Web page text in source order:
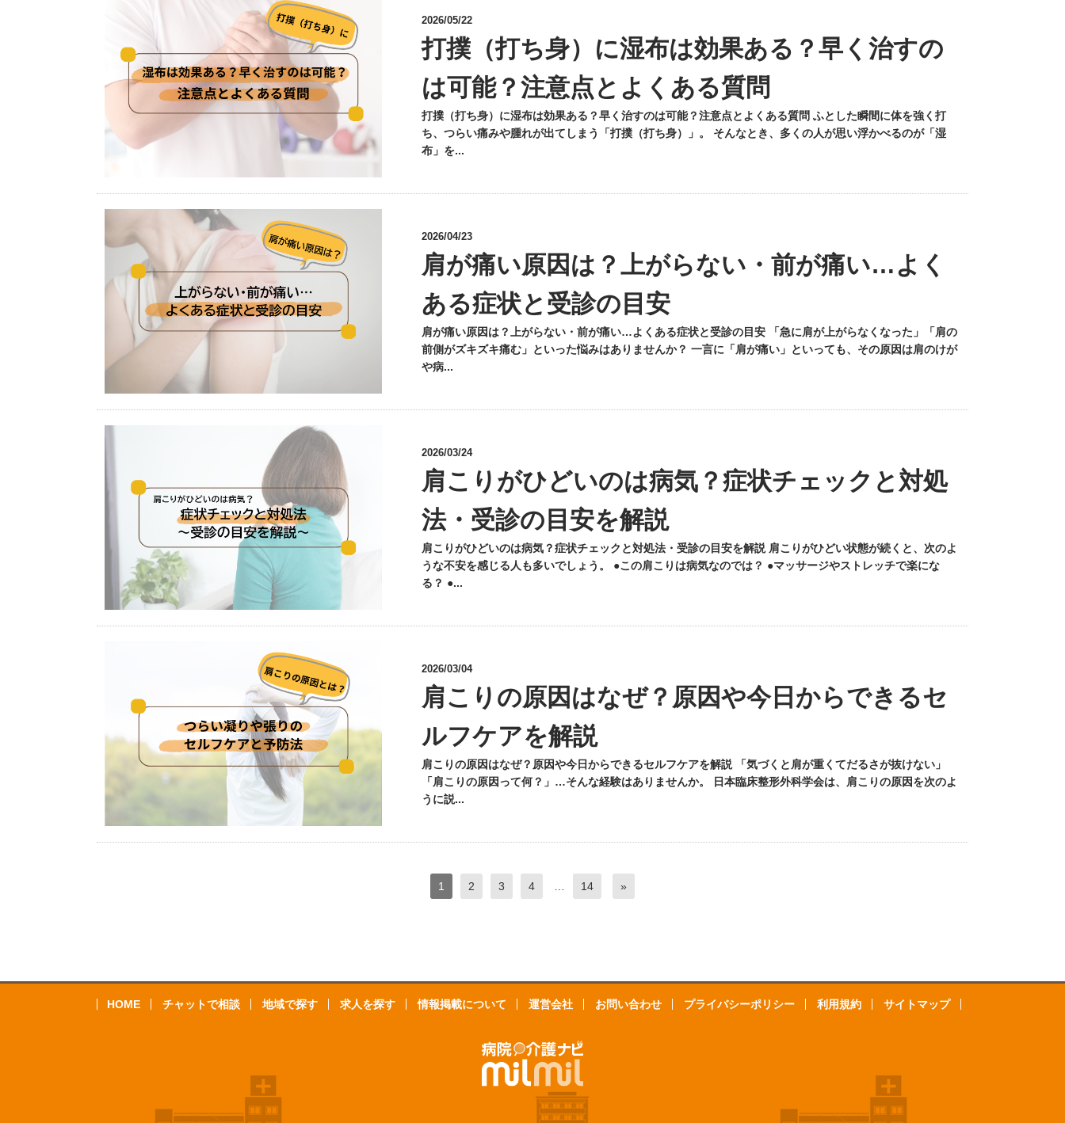
2026/05/22
打撲（打ち身）に湿布は効果ある？早く治すの
は可能？注意点とよくある質問
打撲（打ち身）に湿布は効果ある？早く治すのは可能？注意点とよくある質問 ふとした瞬間に体を強く打
ち、つらい痛みや腫れが出てしまう「打撲（打ち身）」。 そんなとき、多くの人が思い浮かべるのが「湿
布」を...
2026/04/23
肩が痛い原因は？上がらない・前が痛い…よく
ある症状と受診の目安
肩が痛い原因は？上がらない・前が痛い…よくある症状と受診の目安 「急に肩が上がらなくなった」「肩の
前側がズキズキ痛む」といった悩みはありませんか？ 一言に「肩が痛い」といっても、その原因は肩のけが
や病...
2026/03/24
肩こりがひどいのは病気？症状チェックと対処
法・受診の目安を解説
肩こりがひどいのは病気？症状チェックと対処法・受診の目安を解説 肩こりがひどい状態が続くと、次のよ
うな不安を感じる人も多いでしょう。 ●この肩こりは病気なのでは？ ●マッサージやストレッチで楽にな
る？ ●...
2026/03/04
肩こりの原因はなぜ？原因や今日からできるセ
ルフケアを解説
肩こりの原因はなぜ？原因や今日からできるセルフケアを解説 「気づくと肩が重くてだるさが抜けない」
「肩こりの原因って何？」…そんな経験はありませんか。 日本臨床整形外科学会は、肩こりの原因を次のよ
うに説...
1 2 3 4 … 14 »
HOME チャットで相談 地域で探す 求人を探す 情報掲載について 運営会社 お問い合わせ プライバシーポリシー 利用規約 サイトマップ